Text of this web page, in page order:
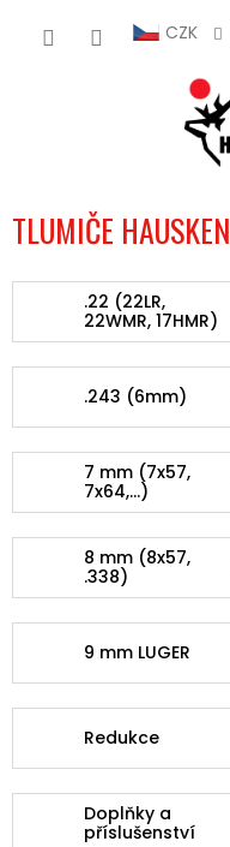
CZK
TLUMIČE HAUSKEN
.22 (22LR,
22WMR, 17HMR)
.243 (6mm)
7 mm (7x57,
7x64,...)
8 mm (8x57,
.338)
9 mm LUGER
Redukce
Doplňky a
příslušenství